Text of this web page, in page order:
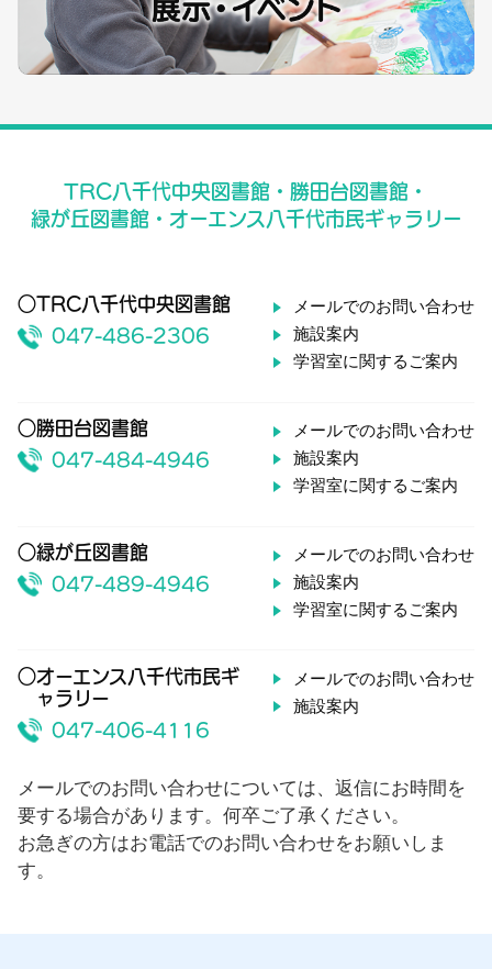
TRC八千代中央図書館・勝田台図書館・
緑が丘図書館・オーエンス八千代市民ギャラリー
○TRC八千代中央図書館
047-486-2306
メールでのお問い合わせ
施設案内
学習室に関するご案内
○勝田台図書館
047-484-4946
メールでのお問い合わせ
施設案内
学習室に関するご案内
○緑が丘図書館
047-489-4946
メールでのお問い合わせ
施設案内
学習室に関するご案内
○オーエンス八千代市民ギ
ャラリー
047-406-4116
メールでのお問い合わせ
施設案内
メールでのお問い合わせについては、返信にお時間を
要する場合があります。何卒ご了承ください。
お急ぎの方はお電話でのお問い合わせをお願いしま
す。